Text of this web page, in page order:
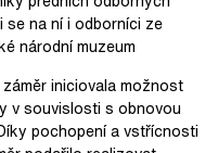
se na ní i odborníci ze
národní muzeum
iniciovala možnost
v souvislosti s obnovou
pochopení a vstřícnosti